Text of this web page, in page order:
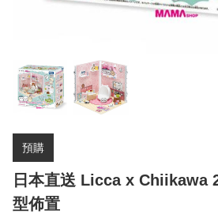
預購
日本直送 Licca x Chiikawa
型佈置